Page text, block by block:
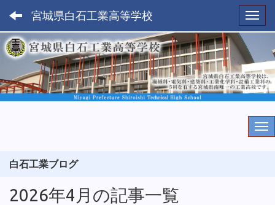
宮城県白石工業高等学校
白石工業ブログ
2026年4月の記事一覧